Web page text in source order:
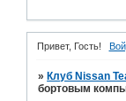
Привет, Гость!
» Клуб Nissan
бортовым